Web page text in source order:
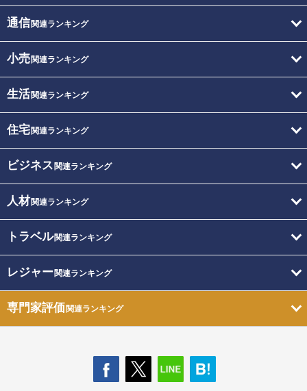
通信関連ランキング
小売関連ランキング
生活関連ランキング
住宅関連ランキング
ビジネス 関連ランキング
人材関連ランキング
トラベル関連ランキング
レジャー関連ランキング
専門家評価関連ランキング